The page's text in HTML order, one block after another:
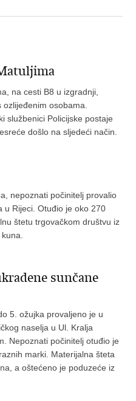
na cesti B8 u izgradnji,
osobama.
službenici Policijske postaje
došlo na sljedeći način.
nepoznati počinitelj provalio
u Rijeci. Otuđio je oko 270
štetu trgovačkom društvu iz
sunčane
5. ožujka provaljeno je u
naselja u Ul. Kralja
Nepoznati počinitelj otuđio je
marki. Materijalna šteta
a oštećeno je poduzeće iz